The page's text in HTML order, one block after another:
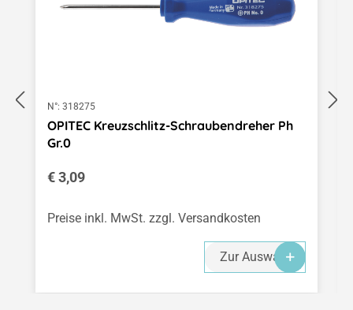
N°: 318275
OPITEC Kreuzschlitz-Schraubendreher Ph
Gr.0
Regulärer Preis:
€ 3,09
Preise inkl. MwSt. zzgl. Versandkosten
Zur Auswahl